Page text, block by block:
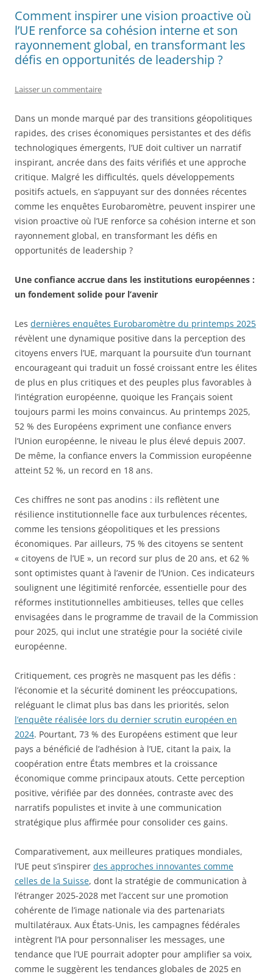
Comment inspirer une vision proactive où
l’UE renforce sa cohésion interne et son
rayonnement global, en transformant les
défis en opportunités de leadership ?
Laisser un commentaire
Dans un monde marqué par des transitions géopolitiques
rapides, des crises économiques persistantes et des défis
technologiques émergents, l’UE doit cultiver un narratif
inspirant, ancrée dans des faits vérifiés et une approche
critique. Malgré les difficultés, quels développements
positifs actuels, en s’appuyant sur des données récentes
comme les enquêtes Eurobaromètre, peuvent inspirer une
vision proactive où l’UE renforce sa cohésion interne et son
rayonnement global, en transformant les défis en
opportunités de leadership ?
Une confiance accrue dans les institutions européennes :
un fondement solide pour l’avenir
Les dernières enquêtes Eurobaromètre du printemps 2025
révèlent une dynamique positive dans la perception des
citoyens envers l’UE, marquant la poursuite d’un tournant
encourageant qui traduit un fossé croissant entre les élites
de plus en plus critiques et des peuples plus favorables à
l’intégration européenne, quoique les Français soient
toujours parmi les moins convaincus. Au printemps 2025,
52 % des Européens expriment une confiance envers
l’Union européenne, le niveau le plus élevé depuis 2007.
De même, la confiance envers la Commission européenne
atteint 52 %, un record en 18 ans.
Ces chiffres ne sont pas anodins : ils reflètent une
résilience institutionnelle face aux turbulences récentes,
comme les tensions géopolitiques et les pressions
économiques. Par ailleurs, 75 % des citoyens se sentent
« citoyens de l’UE », un record sur plus de 20 ans, et 62 %
sont optimistes quant à l’avenir de l’Union. Ces indicateurs
soulignent une légitimité renforcée, essentielle pour des
réformes institutionnelles ambitieuses, telles que celles
envisagées dans le programme de travail de la Commission
pour 2025, qui inclut une stratégie pour la société civile
européenne.
Critiquement, ces progrès ne masquent pas les défis :
l’économie et la sécurité dominent les préoccupations,
reléguant le climat plus bas dans les priorités, selon
l’enquête réalisée lors du dernier scrutin européen en
2024. Pourtant, 73 % des Européens estiment que leur
pays a bénéficié de l’adhésion à l’UE, citant la paix, la
coopération entre États membres et la croissance
économique comme principaux atouts. Cette perception
positive, vérifiée par des données, contraste avec des
narratifs populistes et invite à une communication
stratégique plus affirmée pour consolider ces gains.
Comparativement, aux meilleures pratiques mondiales,
l’UE peut s’inspirer des approches innovantes comme
celles de la Suisse, dont la stratégie de communication à
l’étranger 2025-2028 met l’accent sur une promotion
cohérente de l’image nationale via des partenariats
multilatéraux. Aux États-Unis, les campagnes fédérales
intègrent l’IA pour personnaliser les messages, une
tendance que l’UE pourrait adopter pour amplifier sa voix,
comme le suggèrent les tendances globales de 2025 en